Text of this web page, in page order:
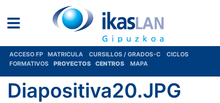
ACCESO FP MATRICULA CURSILLOS / GRADOS-C
CICLOS
FORMATIVOS
PROYECTOS CENTROS MAPA
Diapositiva20.JPG